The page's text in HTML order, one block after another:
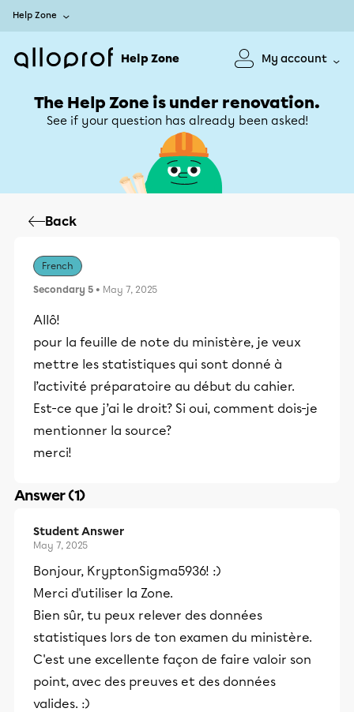
Help Zone
Help Zone My account
The Help Zone is under renovation.
See if your question has already been asked!
Back
French
Secondary 5 • May 7, 2025
Allô!
pour la feuille de note du ministère, je veux
mettre les statistiques qui sont donné à
l’activité préparatoire au début du cahier.
Est-ce que j’ai le droit? Si oui, comment dois-je
mentionner la source?
merci!
Answer (1)
Student Answer
May 7, 2025
Bonjour, KryptonSigma5936! :)
Merci d'utiliser la Zone.
Bien sûr, tu peux relever des données
statistiques lors de ton examen du ministère.
C'est une excellente façon de faire valoir son
point, avec des preuves et des données
valides. :)